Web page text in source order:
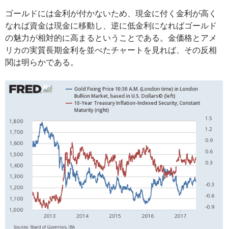
ゴールドには金利が付かないため、現金に付く金利が高く
なれば資金は現金に移動し、逆に低金利になればゴールド
の魅力が相対的に高まるということである。金価格とアメ
リカの実質長期金利を並べたチャートを見れば、その反相
関は明らかである。